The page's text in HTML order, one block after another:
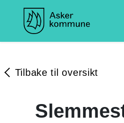
Tilbake til oversikt